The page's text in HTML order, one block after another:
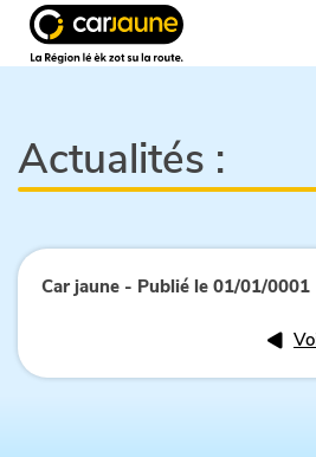
jaune
Actualités :
Car jaune - Publié le 01/01/0001